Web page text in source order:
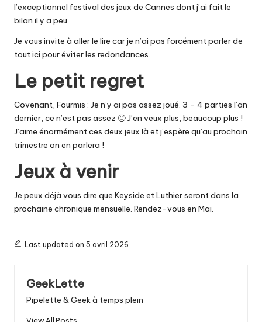
l’exceptionnel festival des jeux de Cannes dont j’ai faitle
bilan il y a peu.
Je vous invite à aller le lire car je n’ai pas forcément parler de
tout ici pour éviter les redondances.
Le petit regret
Covenant, Fourmis : Je n’y ai pas assez joué. 3 – 4 parties l’an
dernier, ce n’est pas assez 🙂 J’en veux plus, beaucoup plus !
J’aime énormément ces deux jeux là et j’espère qu’au prochain
trimestre on en parlera !
Jeux à venir
Je peux déjà vous dire que Keyside et Luthier seront dans la
prochaine chronique mensuelle. Rendez-vous en Mai.
Last updated on 5 avril 2026
GeekLette
Pipelette & Geek à temps plein